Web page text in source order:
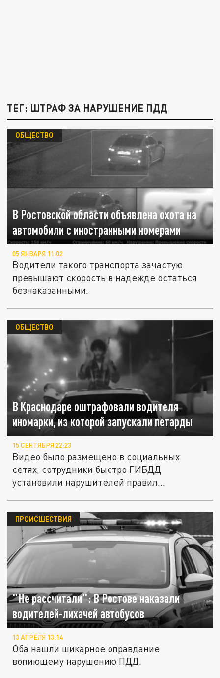
ТЕГ: ШТРАФ ЗА НАРУШЕНИЕ ПДД
В Ростовской области объявлена охота на
автомобили с иностранными номерами
ОБЩЕСТВО
05 ЯНВАРЯ 11:02
Водители такого транспорта зачастую
превышают скорость в надежде остаться
безнаказанными.
В Краснодаре оштрафовали водителя
иномарки, из которой запускали петарды
ОБЩЕСТВО
15 СЕНТЯБРЯ 22:23
Видео было размещено в социальных
сетях, сотрудники быстро ГИБДД
установили нарушителей правил
"Не рассчитали": В Ростове наказали
водителей-лихачей автобусов
ПРОИСШЕСТВИЯ
13 АПРЕЛЯ 13:14
Оба нашли шикарное оправдание
вопиющему нарушению ПДД.